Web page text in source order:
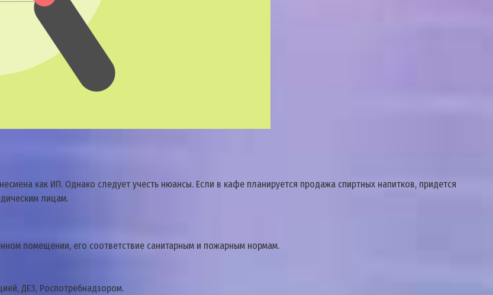
как ИП. Однако следует учесть нюансы. Если в кафе планируется продажа спиртных напитков, придется
лицам.
помещении, его соответствие санитарным и пожарным нормам.
ДЕЗ, Роспотребнадзором.